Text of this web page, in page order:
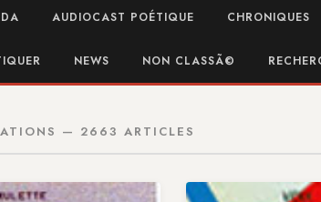
AUDIOCAST POÉTIQUE CHRONIQUES
NEWS NON CLASSÃ©
— 2663 ARTICLES